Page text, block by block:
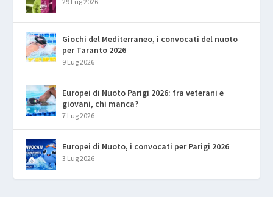
Giochi del Mediterraneo, i convocati del nuoto
per Taranto 2026
9 Lug 2026
Europei di Nuoto Parigi 2026: fra veterani e
giovani, chi manca?
7 Lug 2026
Europei di Nuoto, i convocati per Parigi 2026
3 Lug 2026